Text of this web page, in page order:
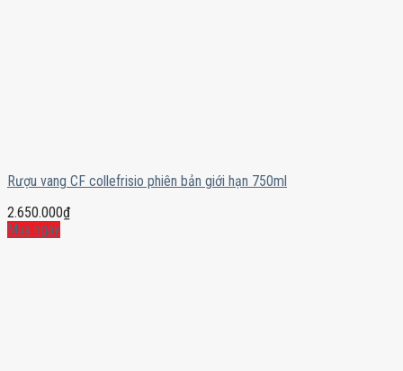
Rượu vang CF collefrisio phiên bản giới hạn 750ml
2.650.000₫
Mua ngay